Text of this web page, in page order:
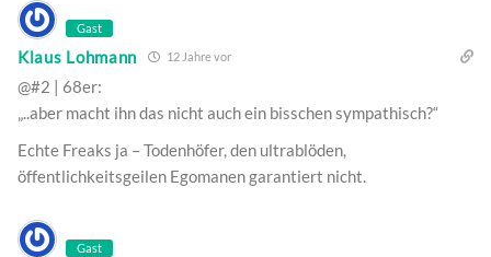
Gast
Klaus Lohmann 12 Jahre vor
@#2 | 68er:
„..aber macht ihn das nicht auch ein bisschen sympathisch?“
Echte Freaks ja – Todenhöfer, den ultrablöden,
öffentlichkeitsgeilen Egomanen garantiert nicht.
Gast